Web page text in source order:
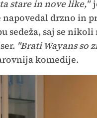
stare in nove like,"
napovedal drzno in
sedeža, saj se nikoli
"Brati Wayans so
komedije.